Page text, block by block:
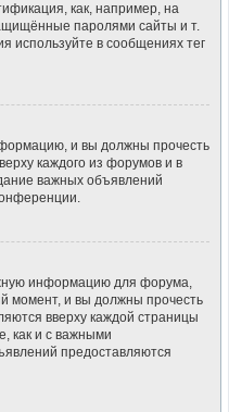
как, например, на
паролями сайты и т.
используйте в сообщениях тег
и вы должны прочесть
каждого из форумов и в
важных объявлений
информацию для форума,
момент, и вы должны прочесть
вверху каждой страницы
как и с важными
предоставляются